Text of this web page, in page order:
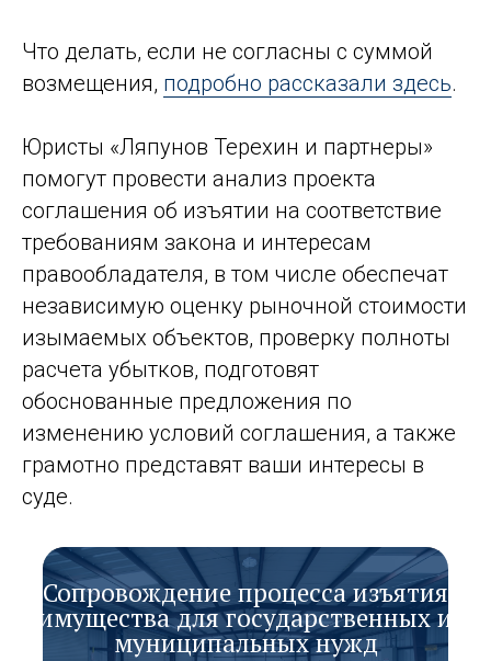
Что делать, если не согласны с суммой
возмещения, подробно рассказали здесь.
Юристы «Ляпунов Терехин и партнеры»
помогут провести анализ проекта
соглашения об изъятии на соответствие
требованиям закона и интересам
правообладателя, в том числе обеспечат
независимую оценку рыночной стоимости
изымаемых объектов, проверку полноты
расчета убытков, подготовят
обоснованные предложения по
изменению условий соглашения, а также
грамотно представят ваши интересы в
суде.
Сопровождение процесса изъятия
имущества для государственных и
муниципальных нужд